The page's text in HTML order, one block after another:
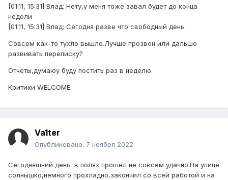
[01.11, 15:31] Влад: Нету,у меня тоже завал будет до конца
недели
[01.11, 15:31] Влад: Сегодня разве что свободный день.
Совсем как-то тухло вышло.Лучше прозвон или дальше
развивать переписку?
Отчеты,думаюу буду постить раз в неделю.
Критики WELCOME.
Va1ter
Опубликовано: 7 ноября 2022
Сегодняшний день в полях прошел не совсем удачно.На улице
солнышко,немного прохладно,закончил со всей работой и на